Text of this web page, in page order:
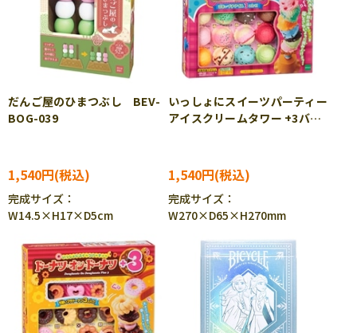
だんご屋のひまつぶし BEV-
BOG-039
1,540円
完成サイズ：
W14.5×H17×D5cm
いっしょにスイーツパーティー
アイスクリームタワー +3バラ
1,540円
完成サイズ：
W270×D65×H270mm